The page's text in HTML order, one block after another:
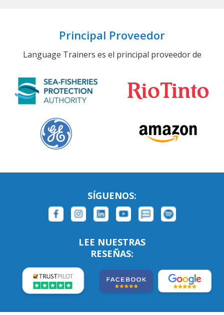
Principal Proveedor
Language Trainers es el principal proveedor de
SÍGUENOS:
LEE NUESTRAS
RESEÑAS: